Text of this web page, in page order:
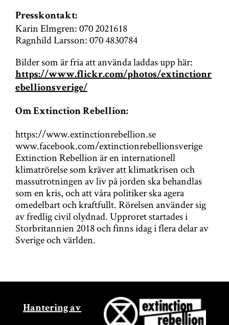
Presskontakt:
Karin Elmgren: 070 2021618
Ragnhild Larsson: 070 4830784
Bilder som är fria att använda laddas upp här:
https://www.flickr.com/photos/extinctionr
ebellionsverige/
Om Extinction Rebellion:
https://www.extinctionrebellion.se
www.facebook.com/extinctionrebellionsverige
Extinction Rebellion är en internationell
klimatrörelse som kräver att klimatkrisen och
massutrotningen av liv på jorden ska behandlas
som en kris, och att våra politiker ska agera
omedelbart och kraftfullt. Rörelsen använder sig
av fredlig civil olydnad. Upproret startades i
Storbritannien 2018 och finns idag i flera delar av
Sverige och världen.
Hantering av